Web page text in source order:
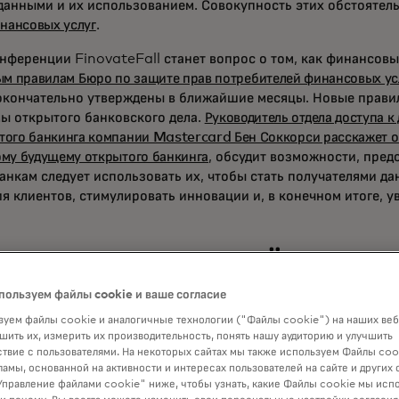
и их использованием. Совокупность этих
услуг.
FinovateFall станет вопрос о том, как
правилам Бюро по защите прав потребителей финансовых
утверждены в ближайшие месяцы. Новые
открытого банковского дела. Руководитель отдела доступа
банкинга компании Mastercard Бен Соккорси расскажет о
будущему открытого банкинга, обсудит возможности,
следует использовать их, чтобы стать получателями
клиентов, стимулировать инновации и, в конечном итоге,
банкинга
приветствовали открытый банкинг. Согласно
Mastercard, который будет опубликован в сентябре
файлы cookie и ваше согласие
файлы cookie и аналогичные технологии ("Файлы cookie") на наших
их, измерить их производительность, понять нашу аудиторию и улучшить
с пользователями. На некоторых сайтах мы также используем Файлы
основанной на активности и интересах пользователей на сайте и других
файлами cookie" ниже, чтобы узнать, какие Файлы cookie мы